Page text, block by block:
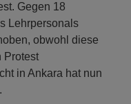
Gegen 18
Lehrpersonals
obwohl diese
Protest
in Ankara hat nun